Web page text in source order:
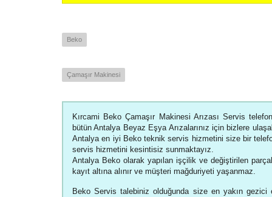
Beko
Çamaşır Makinesi
Kırcami Beko Çamaşır Makinesi Arızası Servis
bütün Antalya Beyaz Eşya Arızalarınız için bizlere
Antalya en iyi Beko teknik servis hizmetini size bir
servis hizmetini kesintisiz sunmaktayız.
Antalya Beko olarak yapılan işçilik ve değiştirilen
kayıt altına alınır ve müşteri mağduriyeti yaşanmaz.
Beko Servis talebiniz olduğunda size en yakın